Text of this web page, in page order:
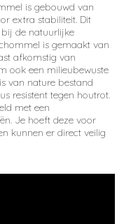
is gebouwd van
extra stabiliteit. Dit
de natuurlijke
is gemaakt van
afkomstig van
ook een milieubewuste
van nature bestand
resistent tegen houtrot.
met een
Je hoeft deze voor
kunnen er direct veilig